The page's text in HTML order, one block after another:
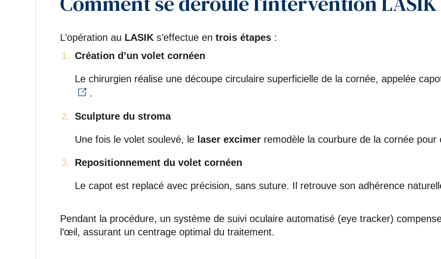
L’opération au LASIK s’effectue en trois étapes :
Création d’un volet cornéen
Le chirurgien réalise une découpe circulaire superficielle de la cornée, appelée
.
Sculpture du stroma
Une fois le volet soulevé, le laser excimer remodèle la courbure de la cornée pour
Repositionnement du volet cornéen
Le capot est replacé avec précision, sans suture. Il retrouve son adhérence
Pendant la procédure, un système de suivi oculaire automatisé (eye tracker)
l’œil, assurant un centrage optimal du traitement.